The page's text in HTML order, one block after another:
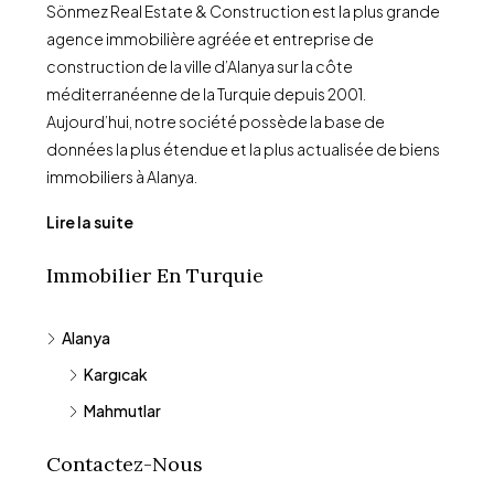
Sönmez Real Estate & Construction est la plus grande
agence immobilière agréée et entreprise de
construction de la ville d’Alanya sur la côte
méditerranéenne de la Turquie depuis 2001.
Aujourd’hui, notre société possède la base de
données la plus étendue et la plus actualisée de biens
immobiliers à Alanya.
Lire la suite
Immobilier En Turquie
Alanya
Kargıcak
Mahmutlar
Contactez-Nous